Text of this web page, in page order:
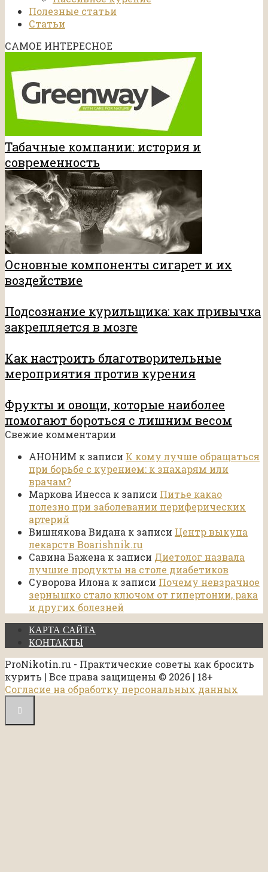
Полезные статьи
Статьи
САМОЕ ИНТЕРЕСНОЕ
Табачные компании: история и
современность
Основные компоненты сигарет и их
воздействие
Подсознание курильщика: как привычка
закрепляется в мозге
Как настроить благотворительные
мероприятия против курения
Фрукты и овощи, которые наиболее
помогают бороться с лишним весом
Свежие комментарии
АНОНИМ к записи К кому лучше обращаться
при борьбе с курением: к знахарям или
врачам?
Маркова Инесса к записи Питье какао
полезно при заболевании периферических
артерий
Вишнякова Видана к записи Центр выкупа
лекарств Boarishnik.ru
Савина Бажена к записи Диетолог назвала
лучшие продукты на столе диабетиков
Суворова Илона к записи Почему невзрачное
зернышко стало ключом от гипертонии, рака
и других болезней
КАРТА САЙТА
КОНТАКТЫ
ProNikotin.ru - Практические советы как бросить
курить | Все права защищены © 2026 | 18+
Согласие на обработку персональных данных